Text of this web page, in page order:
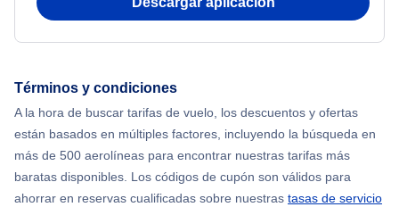
Flights from Shanghai to Nueva York
Flights from Nueva York to Hong Kong
Flights from Nueva York to Seúl
Términos y condiciones
A la hora de buscar tarifas de vuelo, los descuentos y ofertas
están basados en múltiples factores, incluyendo la búsqueda en
más de 500 aerolíneas para encontrar nuestras tarifas más
baratas disponibles. Los códigos de cupón son válidos para
ahorrar en reservas cualificadas sobre nuestras tasas de servicio